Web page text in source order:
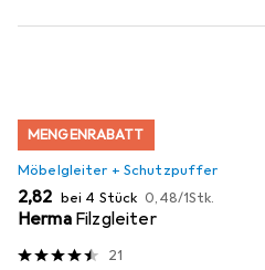
MENGENRABATT
Möbelgleiter + Schutzpuffer
EUR
2,82 bei 4 Stück EUR
0,48/1Stk.
Herma Filzgleiter
21